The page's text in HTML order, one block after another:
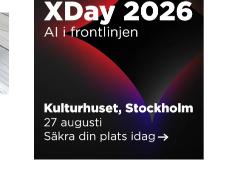
Tror vi att förändringen gäller
oss eller någon...
2026-08-05
Sambla Group